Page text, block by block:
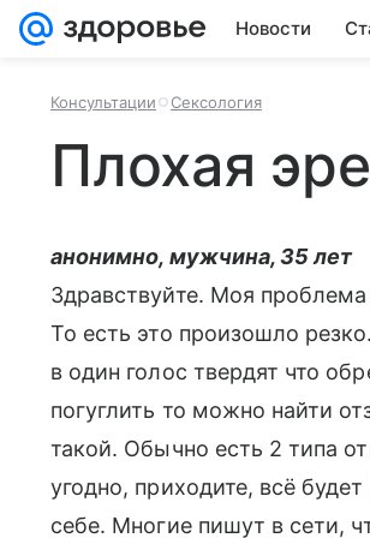
Новости
Консультации Сексология
Плохая
анонимно, мужчина, 35 лет
Здравствуйте. Моя
То есть это произошло
в один голос твердят что
погуглить то можно найти
такой. Обычно есть 2 типа
угодно, приходите, всё
себе. Многие пишут в сети,